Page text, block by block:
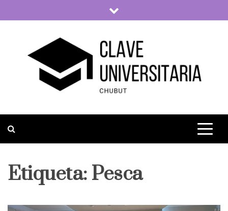
to
Clave Universitaria
Etiqueta: Pesca